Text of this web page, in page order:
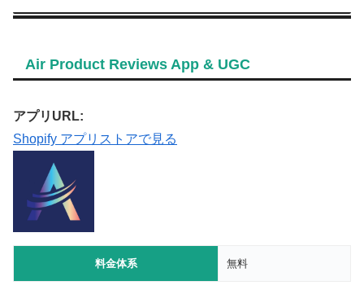
Air Product Reviews App & UGC
アプリURL:
Shopify アプリストアで見る
料金体系 無料